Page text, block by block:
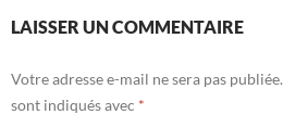
LAISSER UN COMMENTAIRE
Votre adresse e-mail ne sera pas publiée.
sont indiqués avec *